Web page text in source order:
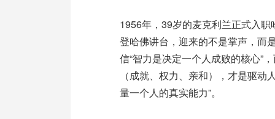
1956年，39岁的麦克利兰正式入
登哈佛讲台，迎来的不是掌声，而
信“智力是决定一个人成败的核心”
（成就、权力、亲和），才是驱动
量一个人的真实能力”。